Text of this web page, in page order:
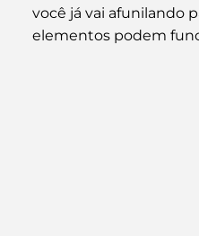
você já vai afunilando
elementos podem